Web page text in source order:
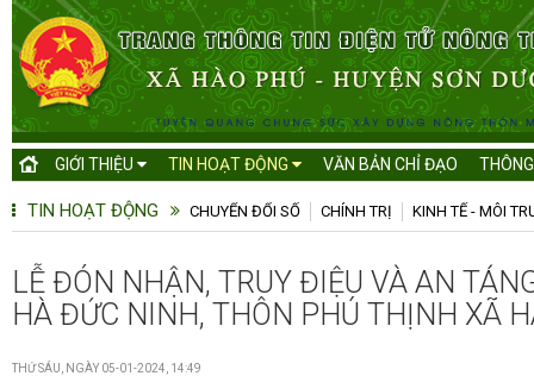
GIỚI THIỆU TIN HOẠT ĐỘNG VĂN BẢN CHỈ ĐẠO
TIN HOẠT ĐỘNG CHUYỂN ĐỔI SỐ CHÍNH TRỊ KINH TẾ - MÔI
LỄ ĐÓN NHẬN, TRUY ĐIỆU VÀ AN
HÀ ĐỨC NINH, THÔN PHÚ THỊNH XÃ
THỨ SÁU, NGÀY 05-01-2024, 14:49